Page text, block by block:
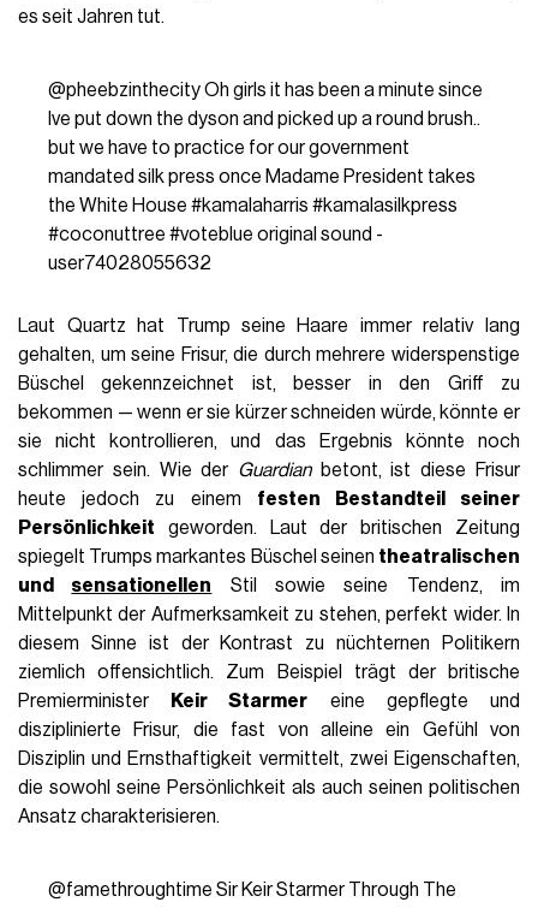
es seit Jahren tut.
@pheebzinthecityOh girls it has been a minute since
Ive put down the dyson and picked up a round brush..
but we have to practice for our government
mandated silk press once Madame President takes
the White House #kamalaharris #kamalasilkpress
#coconuttree #voteblue original sound -
user74028055632
Laut Quartz hat Trump seine Haare immer relativ lang
gehalten, um seine Frisur, die durch mehrere widerspenstige
Büschel gekennzeichnet ist, besser in den Griff zu
bekommen — wenn er sie kürzer schneiden würde, könnte er
sie nicht kontrollieren, und das Ergebnis könnte noch
schlimmer sein. Wie der Guardianbetont, ist diese Frisur
heute jedoch zu einem festen Bestandteil seiner
Persönlichkeit geworden. Laut der britischen Zeitung
spiegelt Trumps markantes Büschel seinen theatralischen
und sensationellen Stil sowie seine Tendenz, im
Mittelpunkt der Aufmerksamkeit zu stehen, perfekt wider. In
diesem Sinne ist der Kontrast zu nüchternen Politikern
ziemlich offensichtlich. Zum Beispiel trägt der britische
Premierminister
Keir Starmer eine gepflegte und
disziplinierte Frisur, die fast von alleine ein Gefühl von
Disziplin und Ernsthaftigkeit vermittelt, zwei Eigenschaften,
die sowohl seine Persönlichkeit als auch seinen politischen
Ansatz charakterisieren.
@famethroughtime Sir Keir Starmer Through The